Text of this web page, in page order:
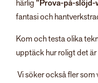
härlig”Prova-på-slöjd-
fantasi och
Kom och testa olika
upptäck hur roligt det
Vi söker också fler som